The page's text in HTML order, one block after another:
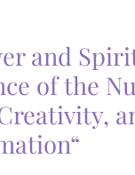
and
of the